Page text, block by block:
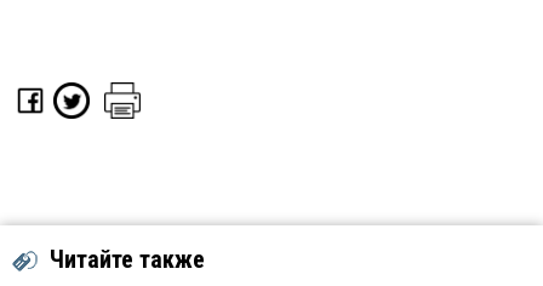
Читайте также